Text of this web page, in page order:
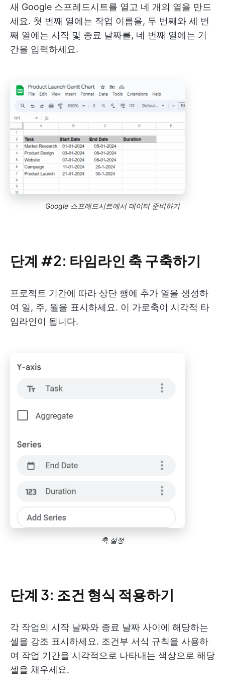
새 Google 스프레드시트를 열고 네 개의 열을 만드
세요. 첫 번째 열에는 작업 이름을, 두 번째와 세 번
째 열에는 시작 및 종료 날짜를, 네 번째 열에는 기
간을 입력하세요.
Google 스프레드시트에서 데이터 준비하기
단계 #2: 타임라인 축 구축하기
프로젝트 기간에 따라 상단 행에 추가 열을 생성하
여 일, 주, 월을 표시하세요. 이 가로축이 시각적 타
임라인이 됩니다.
축 설정
단계 3: 조건 형식 적용하기
각 작업의 시작 날짜와 종료 날짜 사이에 해당하는
셀을 강조 표시하세요. 조건부 서식 규칙을 사용하
여 작업 기간을 시각적으로 나타내는 색상으로 해당
셀을 채우세요.